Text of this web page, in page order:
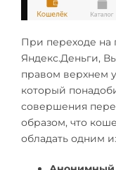
При переходе на
Яндекс.Деньги,
правом верхнем
который
совершения
образом, что
обладать одним